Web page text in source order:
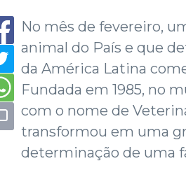
No mês de fevereiro,
animal do País e que
da América Latina
Fundada em 1985, no
com o nome de
transformou em uma
determinação de uma